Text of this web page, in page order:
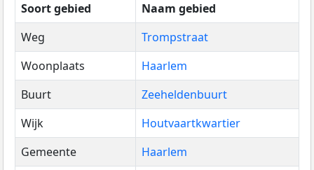
Soort gebied
Naam gebied
Weg
Trompstraat
Woonplaats
Haarlem
Buurt
Zeeheldenbuurt
Wijk
Houtvaartkwartier
Gemeente
Haarlem